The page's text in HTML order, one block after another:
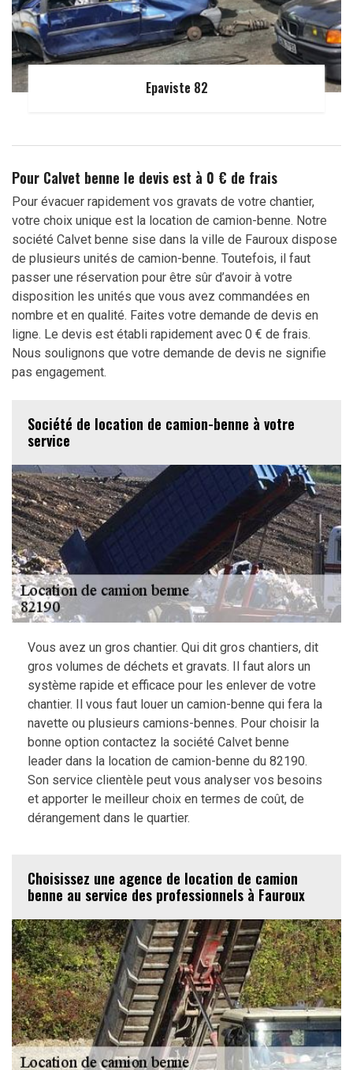
Epaviste 82
Pour Calvet benne le devis est à 0 € de frais
Pour évacuer rapidement vos gravats de votre chantier,
votre choix unique est la location de camion-benne. Notre
société Calvet benne sise dans la ville de Fauroux dispose
de plusieurs unités de camion-benne. Toutefois, il faut
passer une réservation pour être sûr d’avoir à votre
disposition les unités que vous avez commandées en
nombre et en qualité. Faites votre demande de devis en
ligne. Le devis est établi rapidement avec 0 € de frais.
Nous soulignons que votre demande de devis ne signifie
pas engagement.
Société de location de camion-benne à votre
service
Vous avez un gros chantier. Qui dit gros chantiers, dit
gros volumes de déchets et gravats. Il faut alors un
système rapide et efficace pour les enlever de votre
chantier. Il vous faut louer un camion-benne qui fera la
navette ou plusieurs camions-bennes. Pour choisir la
bonne option contactez la société Calvet benne
leader dans la location de camion-benne du 82190.
Son service clientèle peut vous analyser vos besoins
et apporter le meilleur choix en termes de coût, de
dérangement dans le quartier.
Choisissez une agence de location de camion
benne au service des professionnels à Fauroux